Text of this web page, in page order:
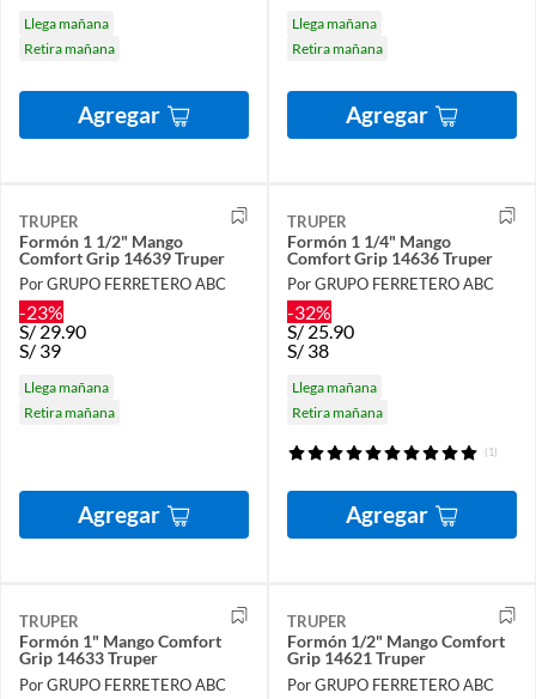
Llega mañana
Retira mañana
Agregar
Llega mañana
Retira mañana
Agregar
TRUPER
Formón 1 1/2" Mango
Comfort Grip 14639 Truper
Por GRUPO FERRETERO ABC
-23%
S/ 29.90
S/ 39
Llega mañana
Retira mañana
Agregar
TRUPER
Formón 1 1/4" Mango
Comfort Grip 14636 Truper
Por GRUPO FERRETERO ABC
-32%
S/ 25.90
S/ 38
Llega mañana
Retira mañana
(1)
Agregar
TRUPER
Formón 1" Mango Comfort
Grip 14633 Truper
Por GRUPO FERRETERO ABC
TRUPER
Formón 1/2" Mango Comfort
Grip 14621 Truper
Por GRUPO FERRETERO ABC